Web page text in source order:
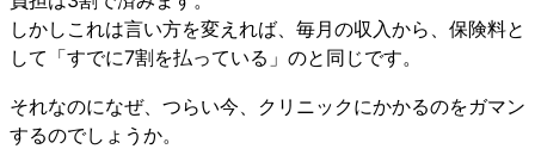
しかしこれは言い方を変えれば、毎月の収入から、保険料と
して「すでに7割を払っている」のと同じです。
それなのになぜ、つらい今、クリニックにかかるのをガマン
するのでしょうか。